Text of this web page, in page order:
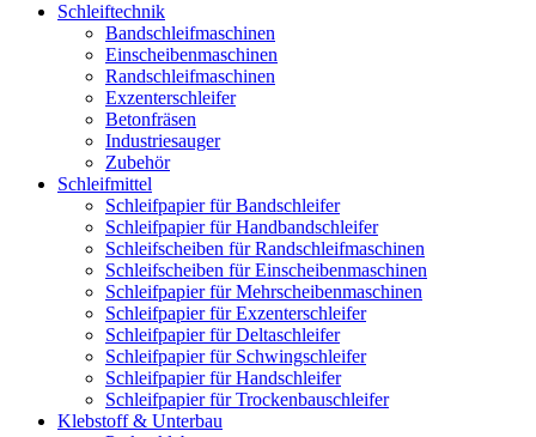
Schleiftechnik
Bandschleifmaschinen
Einscheibenmaschinen
Randschleifmaschinen
Exzenterschleifer
Betonfräsen
Industriesauger
Zubehör
Schleifmittel
Schleifpapier für Bandschleifer
Schleifpapier für Handbandschleifer
Schleifscheiben für Randschleifmaschinen
Schleifscheiben für Einscheibenmaschinen
Schleifpapier für Mehrscheibenmaschinen
Schleifpapier für Exzenterschleifer
Schleifpapier für Deltaschleifer
Schleifpapier für Schwingschleifer
Schleifpapier für Handschleifer
Schleifpapier für Trockenbauschleifer
Klebstoff & Unterbau